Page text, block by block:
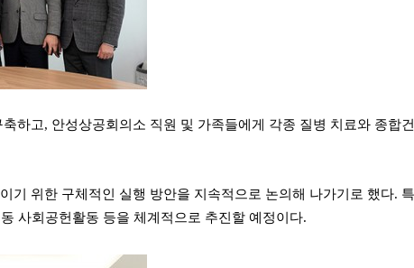
하고, 안성상공회의소 직원 및 가족들에게 각종 질병 치료와 종합
기 위한 구체적인 실행 방안을 지속적으로 논의해 나가기로 했다.
사회공헌활동 등을 체계적으로 추진할 예정이다.